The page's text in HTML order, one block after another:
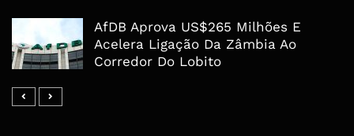
AfDB Aprova US$265 Milhões E
Acelera Ligação Da Zâmbia Ao
Corredor Do Lobito